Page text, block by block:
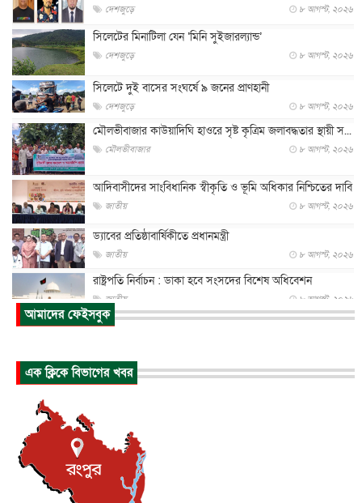
দেশজুড়ে ৮ আগস্ট, ২০২৬
সিলেটের মিনাটিলা যেন ‘মিনি সুইজারল্যান্ড’
দেশজুড়ে ৮ আগস্ট, ২০২৬
সিলেটে দুই বাসের সংঘর্ষে ৯ জনের প্রাণহানী
দেশজুড়ে ৮ আগস্ট, ২০২৬
মৌলভীবাজার কাউয়াদিঘি হাওরে সৃষ্ট কৃত্রিম জলাবদ্ধতার স্থায়ী স...
মৌলভীবাজার ৮ আগস্ট, ২০২৬
আদিবাসীদের সাংবিধানিক স্বীকৃতি ও ভূমি অধিকার নিশ্চিতের দাবি
জাতীয় ৮ আগস্ট, ২০২৬
ড্যাবের প্রতিষ্ঠাবার্ষিকীতে প্রধানমন্ত্রী
জাতীয় ৮ আগস্ট, ২০২৬
রাষ্ট্রপতি নির্বাচন : ডাকা হবে সংসদের বিশেষ অধিবেশন
জাতীয় ৮ আগস্ট, ২০২৬
প্রধানমন্ত্রীর সঙ্গে সাক্ষাতে খুদে শিল্পী অনুশ্রী রায়ের স্বপ...
পাকিস্তান-তুরস্কের সঙ্গে প্রতিরক্ষা চুক্তি সৌদি আরবকে কতটা ন...
যুক্তরাজ্যে গ্রুমিং কেলেঙ্কারি : পাকিস্তানির অপরাধে অস্বস্তি...
আন্তর্জাতিক
বিরোধ কাটিয়ে কূটনৈতিক সম্পর্ক পুনঃস্থাপন করছে মেক্সিকো ও
আমাদের ফেইসবুক
এক ক্লিকে বিভাগের খবর